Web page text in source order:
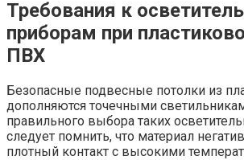
Требования к
приборам при
ПВХ
Безопасные подвесные потолки из
дополняются точечными
правильного выбора таких
следует помнить, что материал
плотный контакт с высокими